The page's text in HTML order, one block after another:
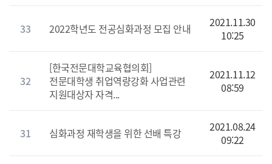
33 2022학년도 전공심화과정 모집 안내
2021.11.30
10:25
32
[한국전문대학교육협의회]
전문대학생 취업역량강화 사업관련
지원대상자 자격...
2021.11.12
08:59
31 심화과정 재학생을 위한 선배 특강
2021.08.24
09:22